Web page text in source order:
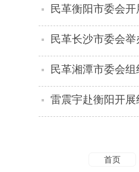
民革衡阳市委会
民革长沙市委会举
民革湘潭市委会
雷震宇赴衡阳开
首页